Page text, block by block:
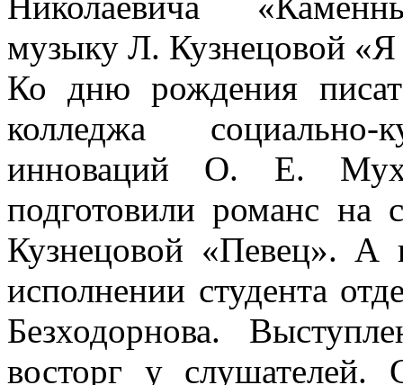
музыку Л. Кузнецовой «Я
Ко дню рождения
колледжа
инноваций О. Е.
подготовили романс
Кузнецовой «Певец». А
исполнении студента
Безходорнова.
восторг у слушателей.